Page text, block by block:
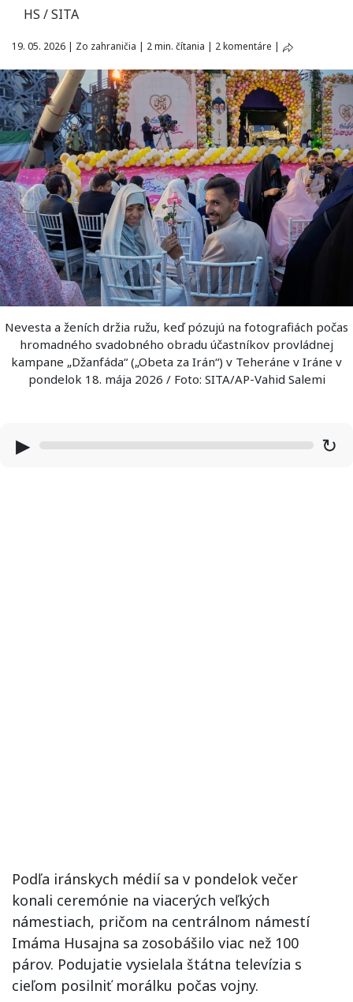
HS / SITA
19. 05. 2026 | Zo zahraničia | 2 min. čítania | 2 komentáre |
Nevesta a ženích držia ružu, keď pózujú na fotografiách počas
hromadného svadobného obradu účastníkov provládnej
kampane „Džanfáda“ („Obeta za Irán“) v Teheráne v Iráne v
pondelok 18. mája 2026 / Foto: SITA/AP-Vahid Salemi
▶ ↻
Podľa iránskych médií sa v pondelok večer
konali ceremónie na viacerých veľkých
námestiach, pričom na centrálnom námestí
Imáma Husajna sa zosobášilo viac než 100
párov. Podujatie vysielala štátna televízia s
cieľom posilniť morálku počas vojny.